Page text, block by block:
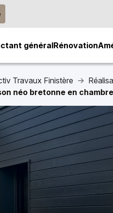
généralRénovation
Travaux Finistère
néo bretonne en